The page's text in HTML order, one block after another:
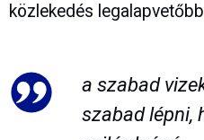
közlekedés
a szabad
szabad lépni,